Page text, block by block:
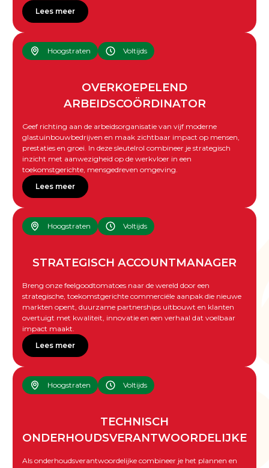
Lees meer
Hoogstraten Voltijds
OVERKOEPELEND
ARBEIDSCOÖRDINATOR
Geef richting aan de arbeidsorganisatie van vijf moderne
glastuinbouwbedrijven en maak zichtbaar impact op mensen,
prestaties en groei. In deze sleutelrol combineer je strategisch
inzicht met aanwezigheid op de werkvloer in een
toekomstgerichte, mensgedreven omgeving.
Lees meer
Hoogstraten Voltijds
STRATEGISCH ACCOUNTMANAGER
Breng onze feelgoodtomatoes naar de wereld door een
strategische, toekomstgerichte commerciële aanpak die nieuwe
markten opent, duurzame partnerships uitbouwt en klanten
overtuigt met kwaliteit, innovatie en een verhaal dat voelbaar
impact maakt.
Lees meer
Hoogstraten Voltijds
TECHNISCH
ONDERHOUDSVERANTWOORDELIJKE
Als onderhoudsverantwoordelijke combineer je het plannen en